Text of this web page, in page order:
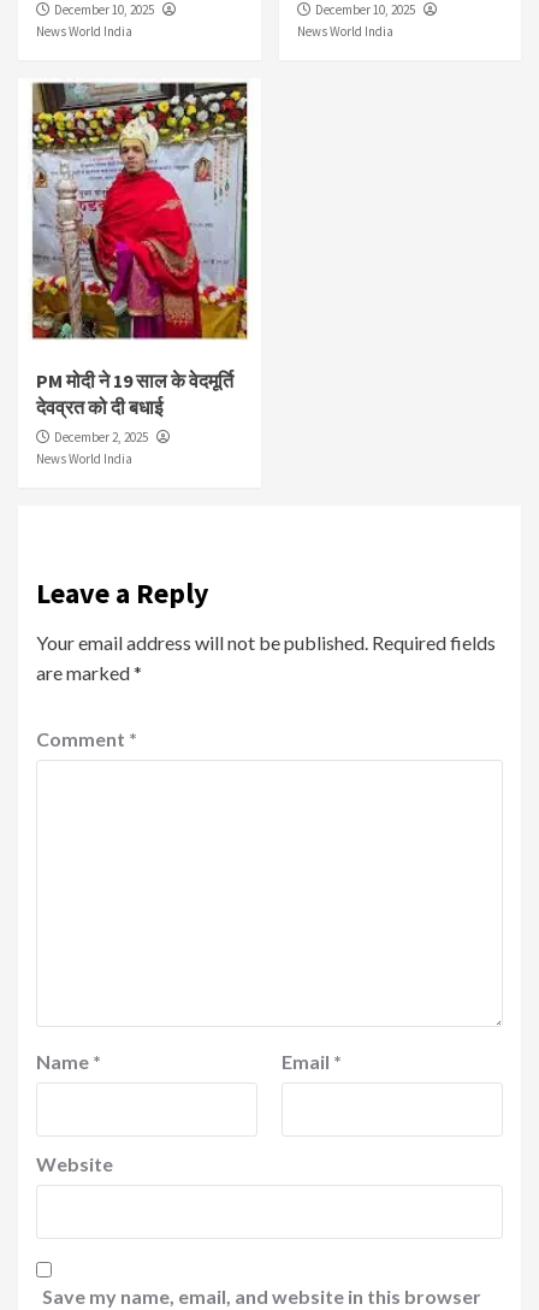
December 10, 2025
News World India
December 10, 2025
News World India
PM मोदी ने 19 साल के वेदमूर्ति
देवव्रत को दी बधाई
December 2, 2025
News World India
Leave a Reply
Your email address will not be published. Required fields
are marked*
Comment *
Name * Email *
Website
Save my name, email, and website in this browser